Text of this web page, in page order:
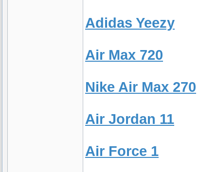
Adidas Yeezy
Air Max 720
Nike Air Max 270
Air Jordan 11
Air Force 1